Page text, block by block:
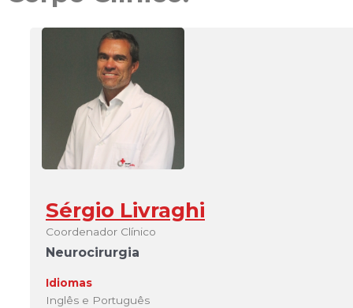
Sérgio Livraghi
Coordenador Clínico
Neurocirurgia
Idiomas
Inglês e Português